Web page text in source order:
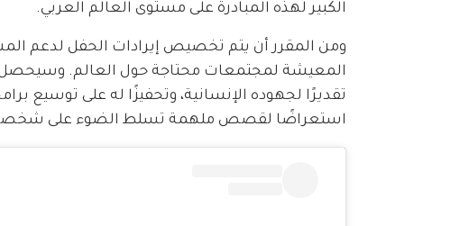
الكبير لهذه المبادرة على مستوى العالم العربي.
ومن المقرر أن يتم تخصيص إيرادات الحفل لدعم
المعيشة لمجتمعات محتاجة حول العالم. وسيحصل
تقديرًا لجهوده الإنسانية، وتحفيزًا له على
استعراضًا لقصص ملهمة تسلط الضوء على